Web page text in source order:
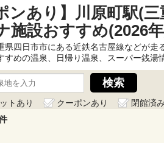
ンあり】川原町駅(三
施設おすすめ(2026
県四日市市にある近鉄名古屋線などが
すめの温泉、日帰り温泉、スーパー銭湯
トあり クーポンあり
閉館済